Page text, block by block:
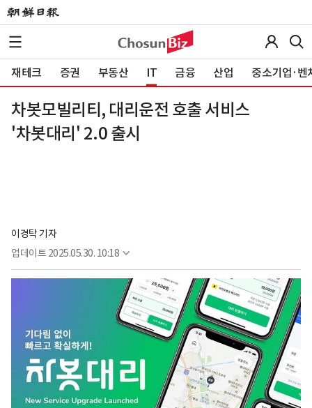
재테크 증권 부동산 IT 금융 산업 중소기업·벤
차봇모빌리티, 대리운전 호출 서비스
'차봇대리' 2.0 출시
이경탁 기자
업데이트 2025.05.30. 10:18